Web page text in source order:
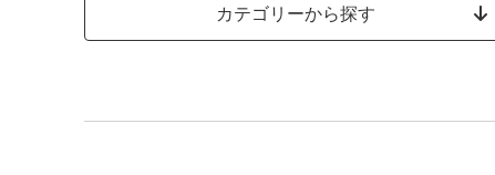
カテゴリーから探す